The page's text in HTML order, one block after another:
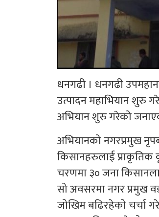
धनगढी । धनगढी
उत्पादन महाभियान शुरु
अभियान शुरु गरेको
अभियानको नगरप्रमुख
किसानहरुलाई प्राकृतिक
चरणमा ३० जना
सो अवसरमा नगर प्रमुख
जोखिम बढिरहेको चर्चा